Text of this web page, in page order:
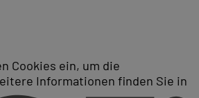
Cookies ein, um die
Informationen finden Sie in